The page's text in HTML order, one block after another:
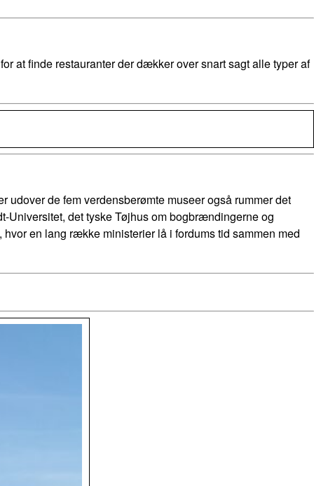
at finde restauranter der dækker over snart sagt alle typer af
udover de fem verdensberømte museer også rummer det
det tyske Tøjhus om bogbrændingerne og
en lang række ministerier lå i fordums tid sammen med